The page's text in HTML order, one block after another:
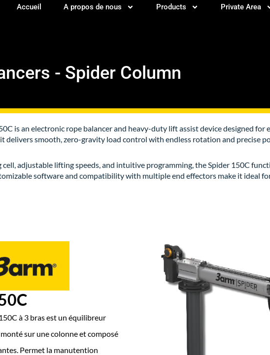
Accueil A propos de nous Products Private Area
- Spider Column
is an electronic rope balancer and heavy-duty lift assist device designed
delivers smooth, zero-gravity load control with endless rotation and precise
cell, adjustable lifting speeds, and intuitive programming, the Spider 150C
software and compatibility with multiple end effectors make it ideal
à 3 bras est un équilibreur
sur une colonne et composé
Permet la manutention